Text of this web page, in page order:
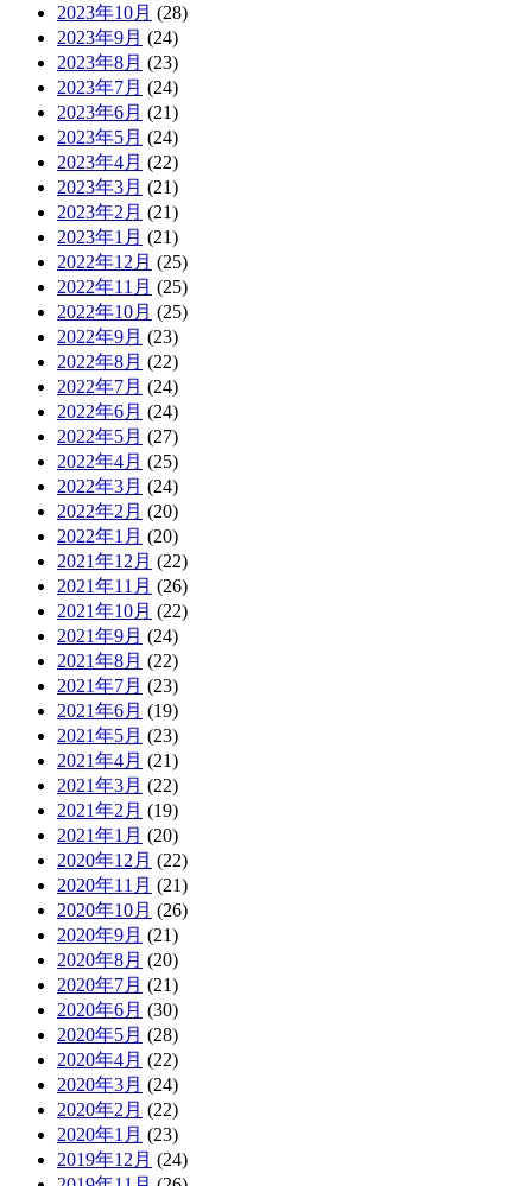
2023年10月 (28)
2023年9月 (24)
2023年8月 (23)
2023年7月 (24)
2023年6月 (21)
2023年5月 (24)
2023年4月 (22)
2023年3月 (21)
2023年2月 (21)
2023年1月 (21)
2022年12月 (25)
2022年11月 (25)
2022年10月 (25)
2022年9月 (23)
2022年8月 (22)
2022年7月 (24)
2022年6月 (24)
2022年5月 (27)
2022年4月 (25)
2022年3月 (24)
2022年2月 (20)
2022年1月 (20)
2021年12月 (22)
2021年11月 (26)
2021年10月 (22)
2021年9月 (24)
2021年8月 (22)
2021年7月 (23)
2021年6月 (19)
2021年5月 (23)
2021年4月 (21)
2021年3月 (22)
2021年2月 (19)
2021年1月 (20)
2020年12月 (22)
2020年11月 (21)
2020年10月 (26)
2020年9月 (21)
2020年8月 (20)
2020年7月 (21)
2020年6月 (30)
2020年5月 (28)
2020年4月 (22)
2020年3月 (24)
2020年2月 (22)
2020年1月 (23)
2019年12月 (24)